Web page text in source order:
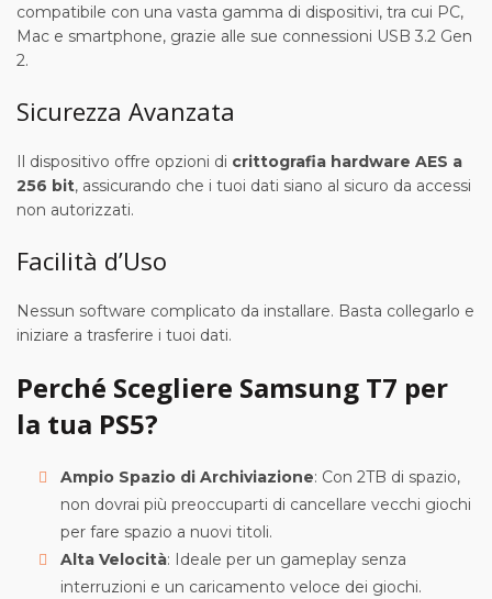
compatibile con una vasta gamma di dispositivi, tra cui PC,
Mac e smartphone, grazie alle sue connessioni USB 3.2 Gen
2.
Sicurezza Avanzata
Il dispositivo offre opzioni di crittografia hardware AES a
256 bit, assicurando che i tuoi dati siano al sicuro da accessi
non autorizzati.
Facilità d’Uso
Nessun software complicato da installare. Basta collegarlo e
iniziare a trasferire i tuoi dati.
Perché Scegliere Samsung T7 per
la tua PS5?
Ampio Spazio di Archiviazione: Con 2TB di spazio,
non dovrai più preoccuparti di cancellare vecchi giochi
per fare spazio a nuovi titoli.
Alta Velocità: Ideale per un gameplay senza
interruzioni e un caricamento veloce dei giochi.